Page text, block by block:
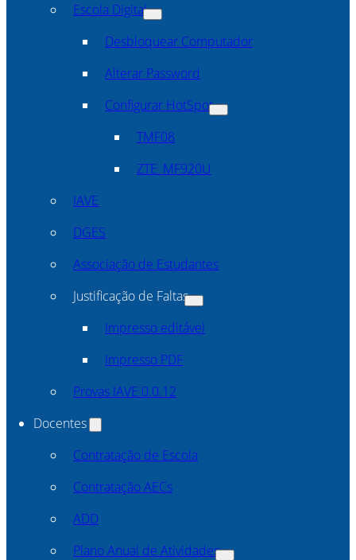
Escola Digital
Desbloquear Computador
Alterar Password
Configurar HotSpot
TMF08
ZTE_MF920U
IAVE
DGES
Associação de Estudantes
Justificação de Faltas
Impresso editável
Impresso PDF
Provas IAVE 0.0.12
Docentes
Contratação de Escola
Contratação AECs
ADD
Plano Anual de Atividades